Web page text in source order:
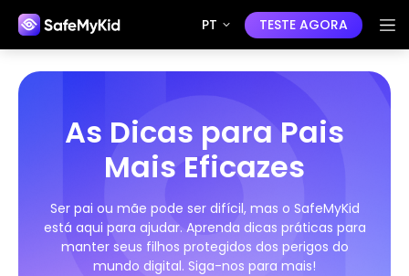
PT TESTE AGORA
As Dicas para Pais
Mais Eficazes
Ser pai ou mãe pode ser difícil, mas o SafeMyKid
está aqui para ajudar. Aprenda dicas práticas para
manter seus filhos protegidos dos perigos do
mundo digital. Siga-nos para mais!